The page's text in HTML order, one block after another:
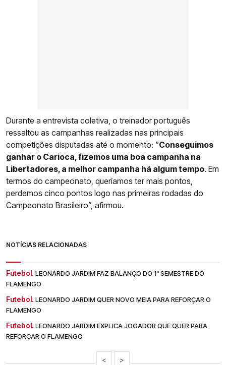
Durante a entrevista coletiva, o treinador português
ressaltou as campanhas realizadas nas principais
competições disputadas até o momento: “Conseguimos
ganhar o Carioca, fizemos uma boa campanha na
Libertadores, a melhor campanha há algum tempo. Em
termos do campeonato, queríamos ter mais pontos,
perdemos cinco pontos logo nas primeiras rodadas do
Campeonato Brasileiro”, afirmou.
NOTÍCIAS RELACIONADAS
Futebol. LEONARDO JARDIM FAZ BALANÇO DO 1º SEMESTRE DO
FLAMENGO
Futebol. LEONARDO JARDIM QUER NOVO MEIA PARA REFORÇAR O
FLAMENGO
Futebol. LEONARDO JARDIM EXPLICA JOGADOR QUE QUER PARA
REFORÇAR O FLAMENGO
< >